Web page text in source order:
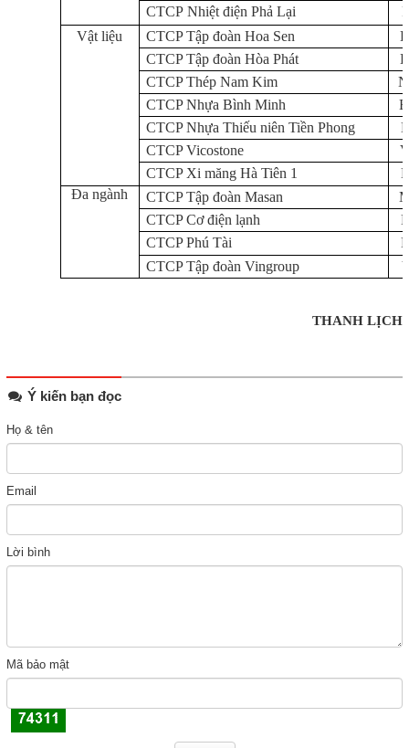
CTCPNhiệt điện Phả Lại
Vật liệu
CTCP Tập đoàn Hoa Sen
CTCP Tập đoàn Hòa Phát
CTCP Thép Nam Kim
CTCP Nhựa Bình Minh
CTCP Nhựa Thiếu niên Tiền Phong
CTCP Vicostone
CTCP Xi măng Hà Tiên 1
Đa ngành CTCP Tập đoàn Masan
CTCP Cơ điện lạnh
CTCP Phú Tài
CTCP Tập đoàn Vingroup
THANH LỊCH
Ý kiến bạn đọc
Họ & tên
Email
Lời bình
Mã bảo mật